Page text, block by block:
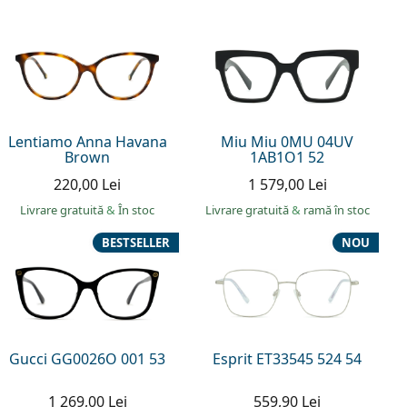
Lentiamo Anna Havana
Brown
220,00 Lei
Livrare gratuită& În stoc
Miu Miu 0MU 04UV
1AB1O1 52
1 579,00 Lei
Livrare gratuită& ramă în stoc
Gucci GG0026O 001 53
BESTSELLER
1 269,00 Lei
Esprit ET33545 524 54
NOU
559,90 Lei